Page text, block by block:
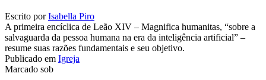
Escrito porIsabella Piro
A primeira encíclica de Leão XIV – Magnifica humanitas, “sobre a
salvaguarda da pessoa humana na era da inteligência artificial” –
resume suas razões fundamentais e seu objetivo.
Publicado em Igreja
Marcado sob